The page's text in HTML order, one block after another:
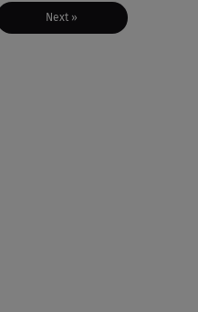
Next »